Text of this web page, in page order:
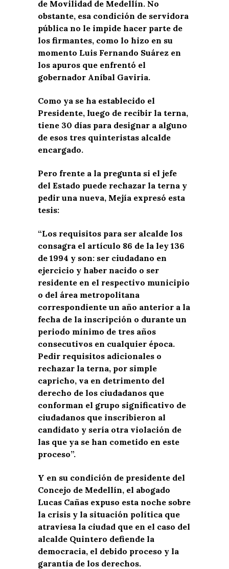
de Movilidad de Medellín. No
obstante, esa condición de servidora
pública no le impide hacer parte de
los firmantes, como lo hizo en su
momento Luis Fernando Suárez en
los apuros que enfrentó el
gobernador Aníbal Gaviria.
Como ya se ha establecido el
Presidente, luego de recibir la terna,
tiene 30 días para designar a alguno
de esos tres quinteristas alcalde
encargado.
Pero frente a la pregunta si el jefe
del Estado puede rechazar la terna y
pedir una nueva, Mejía expresó esta
tesis:
“Los requisitos para ser alcalde los
consagra el artículo 86 de la ley 136
de 1994 y son: ser ciudadano en
ejercicio y haber nacido o ser
residente en el respectivo municipio
o del área metropolitana
correspondiente un año anterior a la
fecha de la inscripción o durante un
periodo mínimo de tres años
consecutivos en cualquier época.
Pedir requisitos adicionales o
rechazar la terna, por simple
capricho, va en detrimento del
derecho de los ciudadanos que
conforman el grupo significativo de
ciudadanos que inscribieron al
candidato y sería otra violación de
las que ya se han cometido en este
proceso”.
Y en su condición de presidente del
Concejo de Medellín, el abogado
Lucas Cañas expuso esta noche sobre
la crisis y la situación política que
atraviesa la ciudad que en el caso del
alcalde Quintero defiende la
democracia, el debido proceso y la
garantía de los derechos.